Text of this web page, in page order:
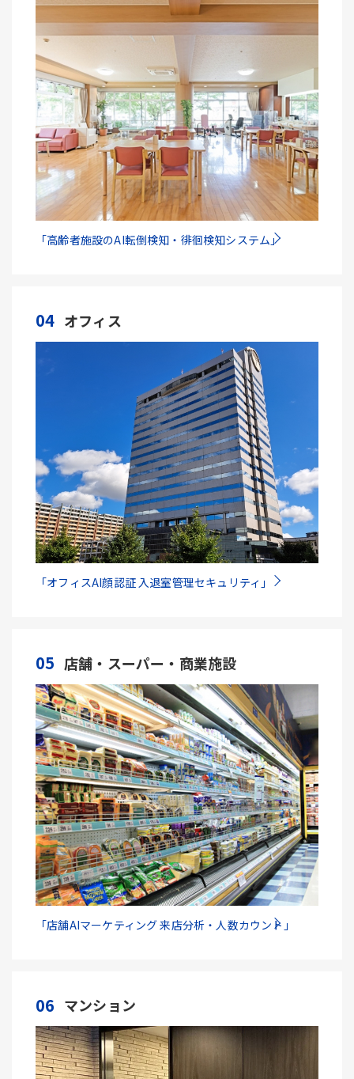
「高齢者施設のAI転倒検知・徘徊検知システム」
04 オフィス
「オフィスAI顔認証 入退室管理セキュリティ」
05 店舗・スーパー・商業施設
「店舗AIマーケティング 来店分析・人数カウント」
06 マンション